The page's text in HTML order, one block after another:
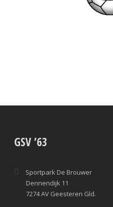
GSV ’63
Sportpark De Brouwer
Dennendijk 11
7274 AV Geesteren Gld.